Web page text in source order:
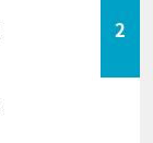
2